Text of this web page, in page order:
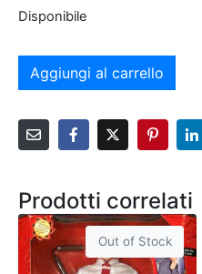
Disponibile
Aggiungi al carrello
Prodotti correlati
Out of Stock